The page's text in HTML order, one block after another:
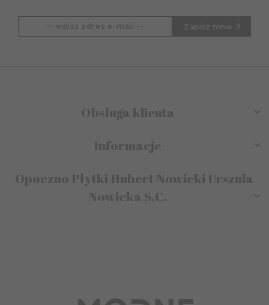
Zapisz mnie
Obsługa klienta
Informacje
Opoczno Płytki Hubert Nowicki Urszula
Nowicka S.C.